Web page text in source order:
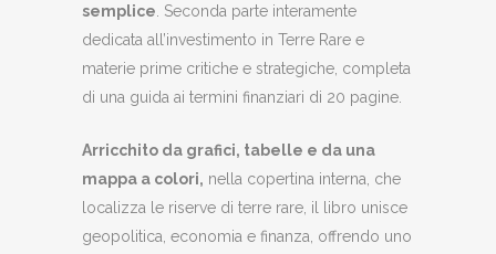
semplice . Seconda parte interamente
dedicata all’investimento in Terre Rare e
materie prime critiche e strategiche, completa
di una guida ai termini finanziari di 20 pagine.
Arricchito da grafici, tabelle e da una
mappa a colori, nella copertina interna, che
localizza le riserve di terre rare, il libro unisce
geopolitica, economia e finanza, offrendo uno